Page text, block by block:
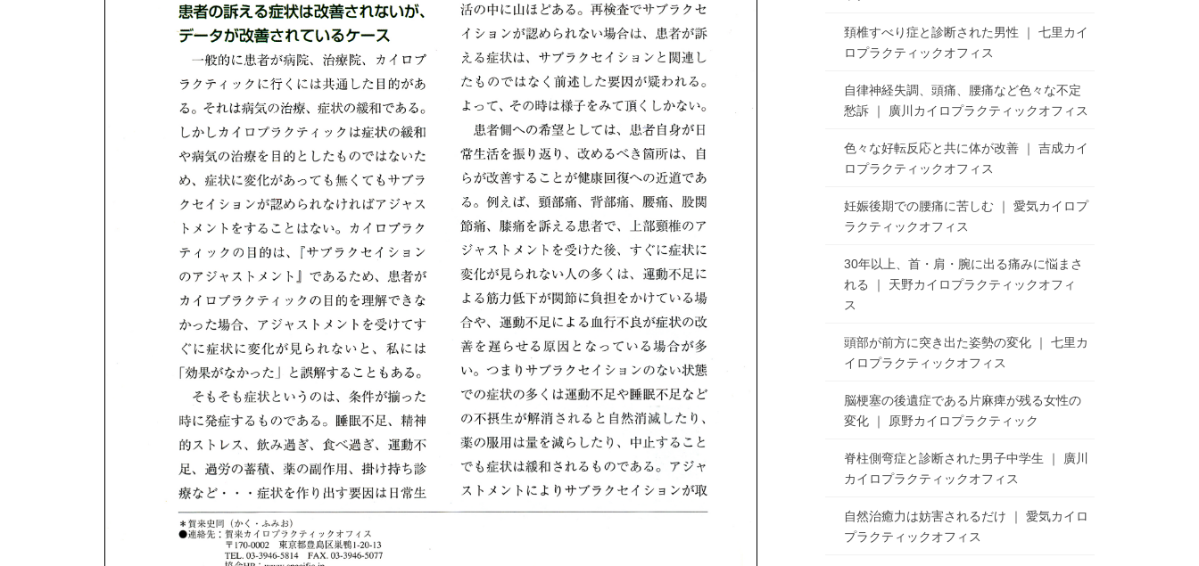
頚椎すべり症と診断された男性 ｜ 七里カイ
ロプラクティックオフィス
自律神経失調、頭痛、腰痛など色々な不定
愁訴 ｜ 廣川カイロプラクティックオフィス
色々な好転反応と共に体が改善 ｜ 吉成カイ
ロプラクティックオフィス
妊娠後期での腰痛に苦しむ ｜ 愛気カイロプ
ラクティックオフィス
30年以上、首・肩・腕に出る痛みに悩まさ
れる ｜ 天野カイロプラクティックオフィ
ス
頭部が前方に突き出た姿勢の変化 ｜ 七里カ
イロプラクティックオフィス
脳梗塞の後遺症である片麻痺が残る女性の
変化 ｜ 原野カイロプラクティック
脊柱側弯症と診断された男子中学生 ｜ 廣川
カイロプラクティックオフィス
自然治癒力は妨害されるだけ ｜ 愛気カイロ
プラクティックオフィス